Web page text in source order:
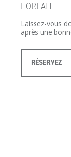
FORFAIT
Laissez-vous
après une
RÉSERVEZ